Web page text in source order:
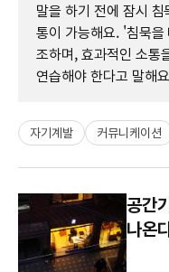
말을 하기 전에 잠시
통이 가능해요. '침묵
조하며, 효과적인 소통
연습해야 한다고 말해
자기계발 커뮤니케이션
공간
나온